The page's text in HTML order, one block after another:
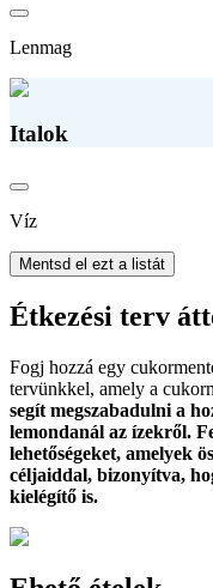
Lenmag
Italok
Víz
Mentsd el ezt a listát
Étkezési terv
Fogj hozzá egy
tervünkkel, amely a
segít megszabadulni a
lemondanál az ízekről.
lehetőségeket, amelyek
céljaiddal, bizonyítva,
kielégítő is.